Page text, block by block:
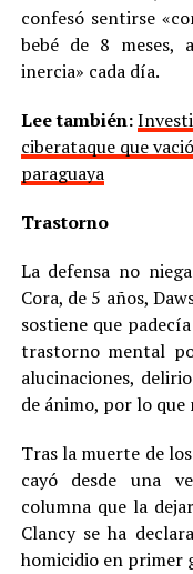
confesó sentirse
bebé de 8 meses,
inercia» cada día.
Lee también:
ciberataque que
paraguaya
Trastorno
La defensa no
Cora, de 5 años,
sostiene que
trastorno mental
alucinaciones,
de ánimo, por lo
Tras la muerte de
cayó desde una
columna que la
Clancy se ha
homicidio en primer